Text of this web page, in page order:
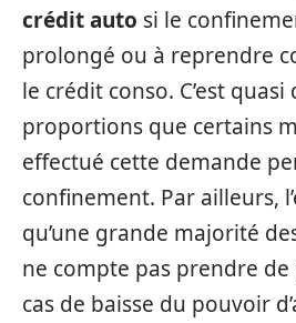
crédit auto si le
prolongé ou à reprendre
le crédit conso. C’est
proportions que certains
effectué cette demande
confinement. Par ailleurs,
qu’une grande majorité
ne compte pas prendre
cas de baisse du pouvoir